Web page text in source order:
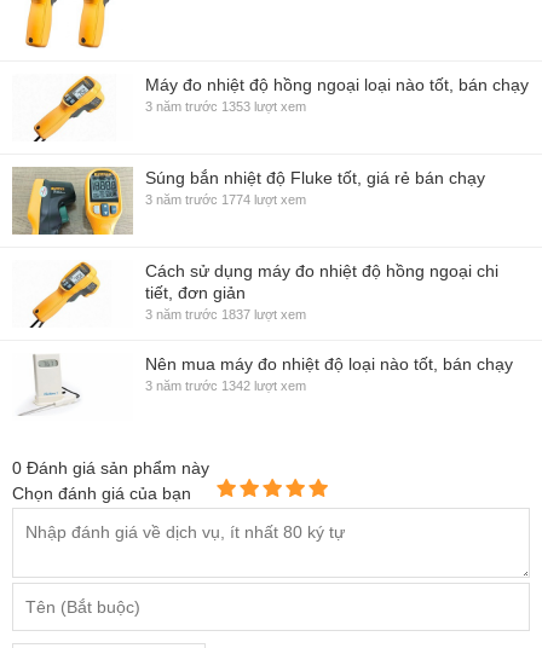
Máy đo nhiệt độ hồng ngoại loại nào tốt, bán chạy
3 năm trước 1353 lượt xem
Súng bắn nhiệt độ Fluke tốt, giá rẻ bán chạy
3 năm trước 1774 lượt xem
Cách sử dụng máy đo nhiệt độ hồng ngoại chi
tiết, đơn giản
3 năm trước 1837 lượt xem
Nên mua máy đo nhiệt độ loại nào tốt, bán chạy
3 năm trước 1342 lượt xem
0 Đánh giá sản phẩm này
Chọn đánh giá của bạn